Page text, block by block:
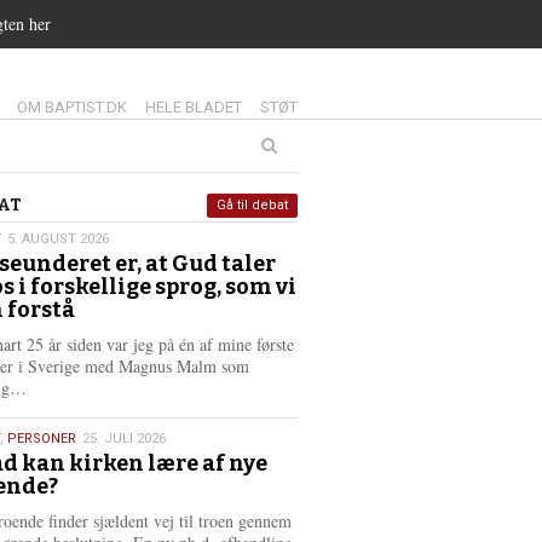
her
14.0:
OM BAPTIST.DK 15.0:
HELE BLADET 16.0:
STØT
5. AUGUST 2026
er, at Gud taler
i forskellige sprog, som vi
forstå
25 år siden var jeg på én af mine første
i Sverige med Magnus Malm som
s
m
e
r
e
, PERSONER 25. JULI 2026
kan kirken lære af nye
finder sjældent vej til troen gennem
Gå til debat